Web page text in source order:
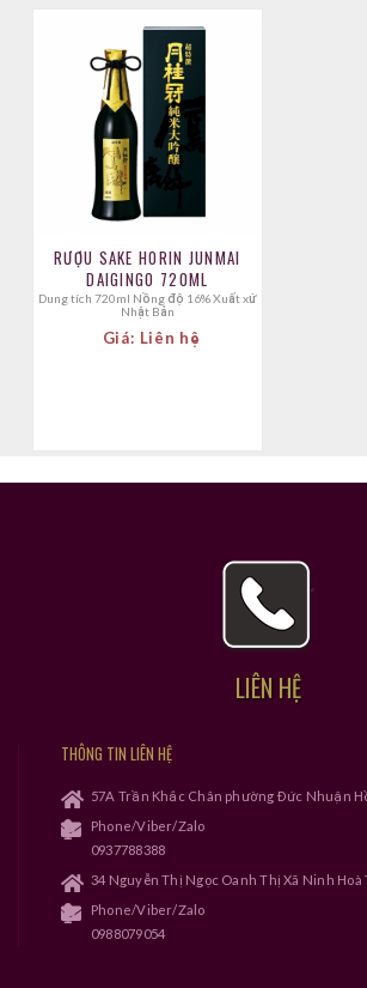
RƯỢU SAKE HORIN JUNMAI
DAIGINGO 720ML
Dung tích 720ml Nồng độ 16% Xuất xứ
Nhật Bản
Giá: Liên hệ
LIÊN HỆ
THÔNG TIN LIÊN HỆ
57A Trần Khắc Chân phường Đức Nhuận
Phone/Viber/Zalo
0937788388
34 Nguyễn Thị Ngọc Oanh Thị Xã Ninh Hoà
Phone/Viber/Zalo
0988079054